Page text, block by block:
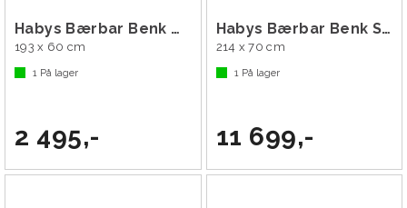
Habys Bærbar Benk Nina
193 x 60 cm
1 På lager
2 495,-
Habys Bærbar Benk Smart
214 x 70 cm
1På lager
11 699,-